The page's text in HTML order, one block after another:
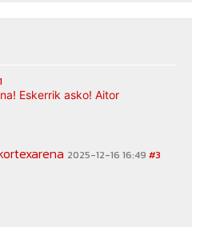
Eskerrik asko! Aitor
2025-12-16 16:49 #3